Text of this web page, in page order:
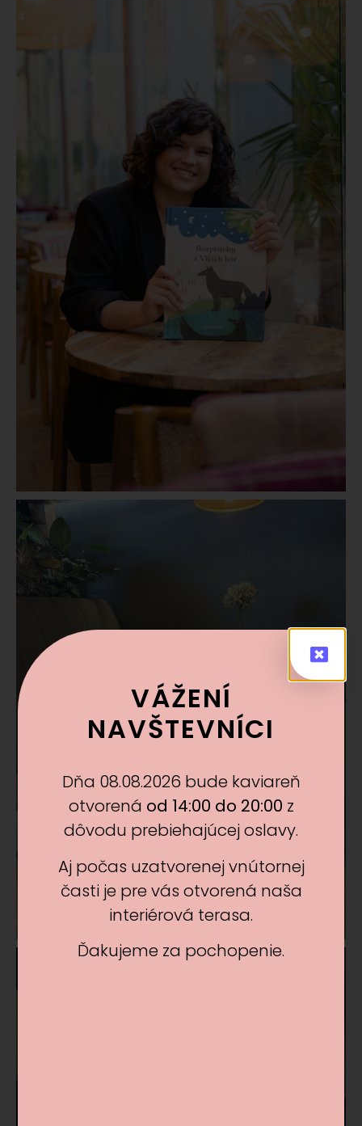
VÁŽENÍ
NAVŠTEVNÍCI​​
Dňa 08.08.2026 bude kaviareň
otvorená od 14:00 do 20:00 z
dôvodu prebiehajúcej oslavy.
Aj počas uzatvorenej vnútornej
časti je pre vás otvorená naša
interiérová terasa.
Ďakujeme za pochopenie.